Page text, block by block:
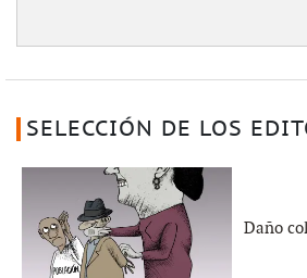
SELECCIÓN DE LOS
Daño